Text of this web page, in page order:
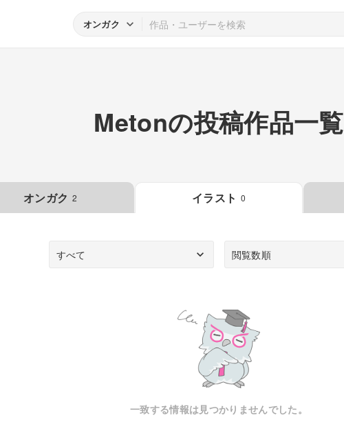
オンガク
Metonの投稿作品一覧
オンガク 2 イラスト 0
すべて 閲覧数順
一致する情報は見つかりませんでした。